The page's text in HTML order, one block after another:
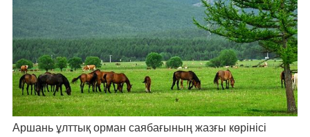
Аршань ұлттық орман саябағының жазғы көрінісі